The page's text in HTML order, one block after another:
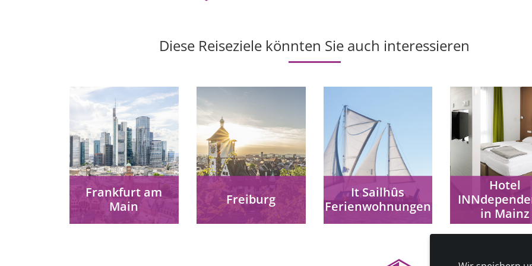
Diese Reiseziele könnten Sie auch interessieren
Frankfurt am
Main
Freiburg
It Sailhûs
Ferienwohnungen
Hotel
in Mainz